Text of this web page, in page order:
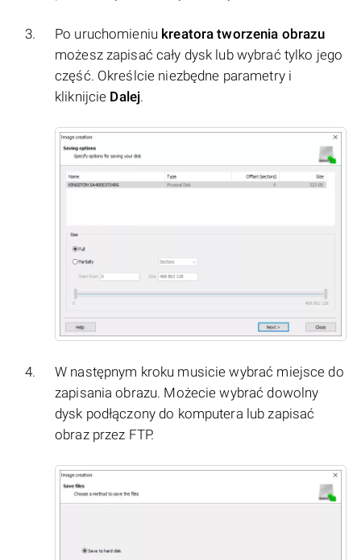
Po uruchomieniu kreatora tworzenia obrazu
możesz zapisać cały dysk lub wybrać tylko jego
część. Określcie niezbędne parametry i
kliknijcie Dalej.
W następnym kroku musicie wybrać miejsce do
zapisania obrazu. Możecie wybrać dowolny
dysk podłączony do komputera lub zapisać
obraz przez FTP.